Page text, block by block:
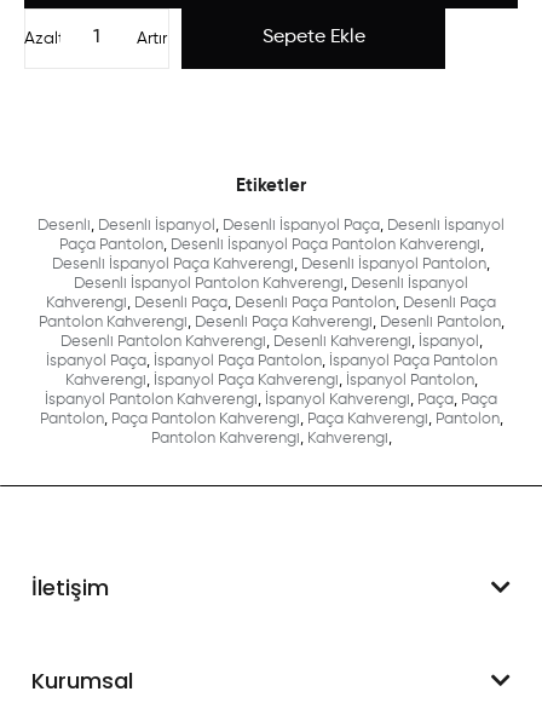
Artır
Azalt
Etiketler
Desenli, Desenli İspanyol , Desenli İspanyol Paça, Desenli İspanyol
Paça Pantolon, Desenli İspanyol Paça Pantolon Kahverengi,
Desenli İspanyol Paça Kahverengi, Desenli İspanyol Pantolon,
Desenli İspanyol Pantolon Kahverengi, Desenli İspanyol
Kahverengi, Desenli Paça, Desenli Paça Pantolon, Desenli Paça
Pantolon Kahverengi, Desenli Paça Kahverengi, Desenli Pantolon,
Desenli Pantolon Kahverengi, Desenli Kahverengi, İspanyol ,
İspanyol Paça, İspanyol Paça Pantolon, İspanyol Paça Pantolon
Kahverengi, İspanyol Paça Kahverengi, İspanyol Pantolon,
İspanyol Pantolon Kahverengi, İspanyol Kahverengi, Paça, Paça
Pantolon, Paça Pantolon Kahverengi, Paça Kahverengi, Pantolon,
Pantolon Kahverengi, Kahverengi,
İletişim
WhatsApp Destek
Kurumsal